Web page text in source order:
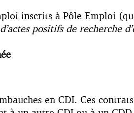
inscrits à Pôle Emploi
positifs de recherche
en CDI. Ces